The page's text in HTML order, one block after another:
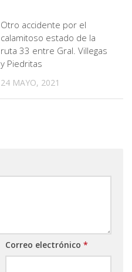
Otro accidente por el
calamitoso estado de la
ruta 33 entre Gral. Villegas
y Piedritas
24 MAYO, 2021
Correo electrónico *